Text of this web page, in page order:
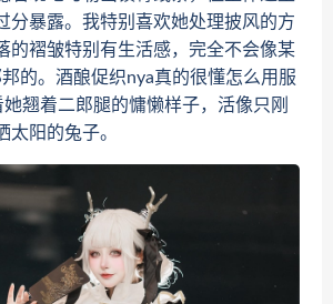
分暴露。我特别喜欢她处理披风的方
的褶皱特别有生活感，完全不会像某
的。酒酿促织nya真的很懂怎么用服
翘着二郎腿的慵懒样子，活像只刚
太阳的兔子。